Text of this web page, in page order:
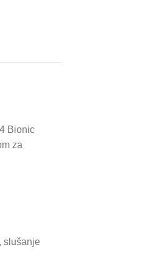
Bionic
za
slušanje